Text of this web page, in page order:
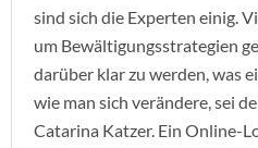
sind sich die Experten einig.
um Bewältigungsstrategien
darüber klar zu werden, was
wie man sich verändere, sei
Catarina Katzer. Ein Online-